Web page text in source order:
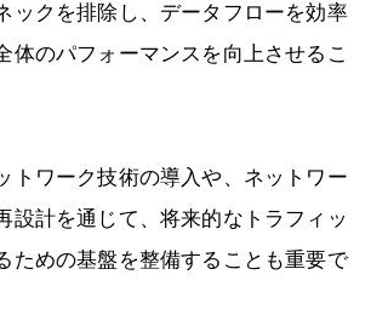
ックを排除し、データフローを効率
体のパフォーマンスを向上させるこ
トワーク技術の導入や、ネットワー
設計を通じて、将来的なトラフィッ
ための基盤を整備することも重要で